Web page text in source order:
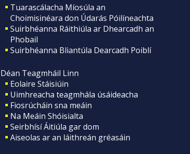
Tuarascálacha Míosúla an
Choimisinéara don Údarás Póilíneachta
Suirbhéanna Ráithiúla ar Dhearcadh an
Phobail
Suirbhéanna Bliantúla Dearcadh Poiblí
Déan Teagmháil Linn
Eolaire Stáisiúin
Uimhreacha teagmhála úsáideacha
Fiosrúcháin sna meáin
Na Meáin Shóisialta
Seirbhísí Áitiúla gar dom
Aiseolas ar an láithreán gréasáin